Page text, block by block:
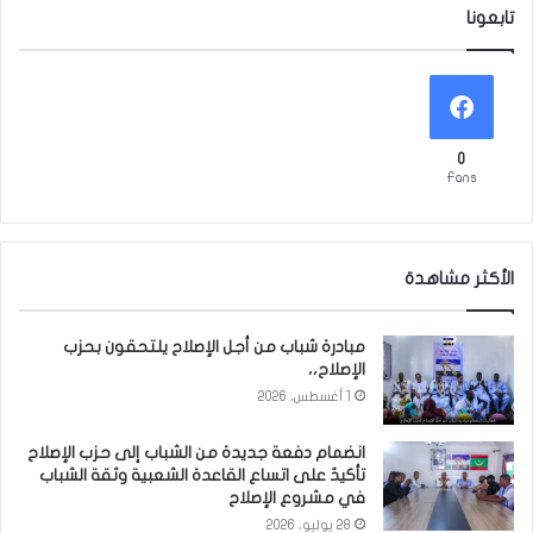
تابعونا
0
Fans
الأكثر مشاهدة
مبادرة شباب من أجل الإصلاح يلتحقون بحزب
الإصلاح،،
انضمام دفعة جديدة من الشباب إلى حزب الإصلاح
تأكيدٌ على اتساع القاعدة الشعبية وثقة الشباب
في مشروع الإصلاح
28 يوليو، 2026